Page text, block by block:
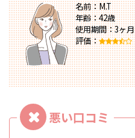
名前：M.T
年齢：42歳
使用期間：3ヶ月
評価：